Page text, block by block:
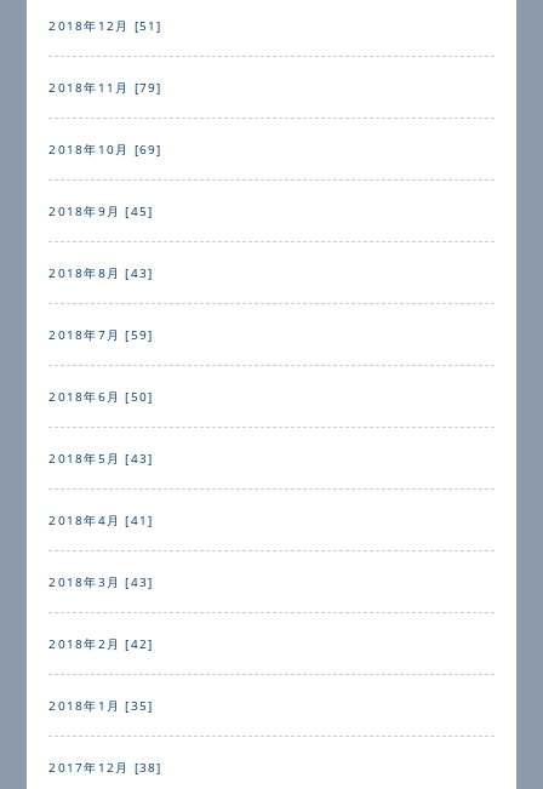
2018年12月 [51]
2018年11月 [79]
2018年10月 [69]
2018年9月 [45]
2018年8月 [43]
2018年7月 [59]
2018年6月 [50]
2018年5月 [43]
2018年4月 [41]
2018年3月 [43]
2018年2月 [42]
2018年1月 [35]
2017年12月 [38]